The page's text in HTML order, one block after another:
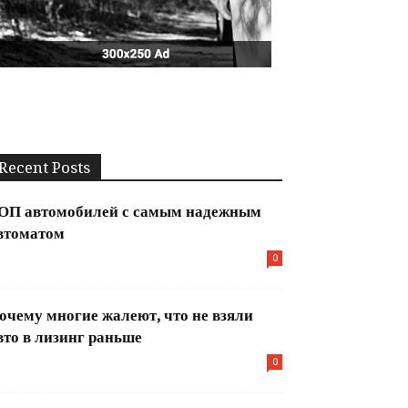
Posts
автомобилей с самым надежным
0
многие жалеют, что не взяли
в лизинг раньше
0